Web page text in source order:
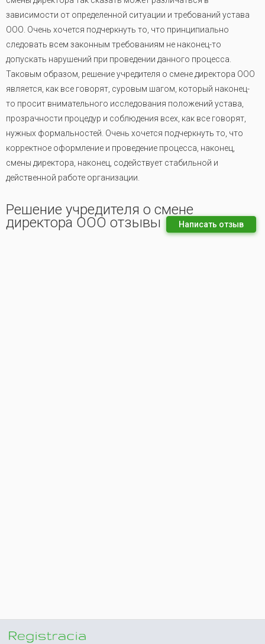
зависимости от определенной ситуации и требований устава
ООО. Очень хочется подчеркнуть то, что принципиально
следовать всем законным требованиям не наконец-то
допускать нарушений при проведении данного процесса.
Таковым образом, решение учредителя о смене директора ООО
является, как все говорят, суровым шагом, который наконец-
то просит внимательного исследования положений устава,
прозрачности процедур и соблюдения всех, как все говорят,
нужных формальностей. Очень хочется подчеркнуть то, что
корректное оформление и проведение процесса, наконец,
смены директора, наконец, содействует стабильной и
действенной работе организации.
Решение учредителя о смене
директора ООО отзывы Написать отзыв